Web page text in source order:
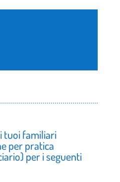
tuoi familiari
per pratica
per i seguenti